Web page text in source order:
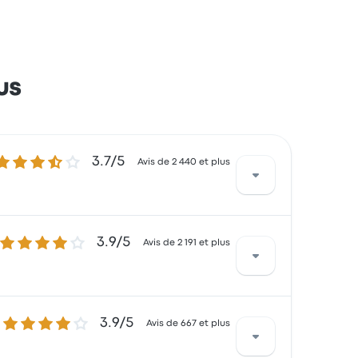
sur 5 étoiles 3.7/5 Avis de 2 440 et plus
sièges et la température, mais certains
3.9 sur 5 étoiles 3.9/5 Avis de 2 191 et plus
par la ponctualité et les sièges, mais
à 68 $
3.9 sur 5 étoiles 3.9/5 Avis de 667 et plus